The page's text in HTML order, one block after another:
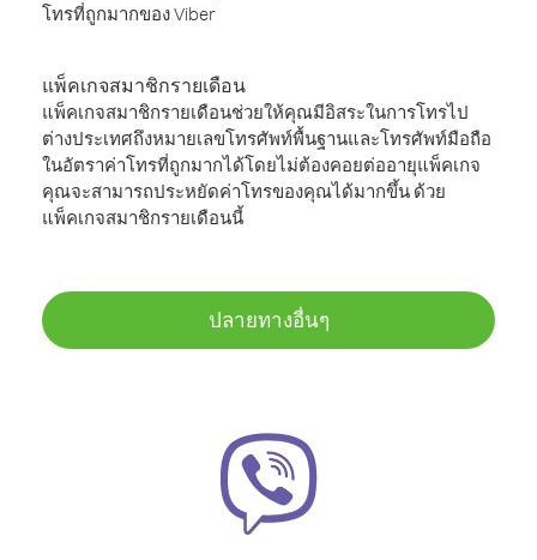
โทรที่ถูกมากของ Viber
แพ็คเกจสมาชิกรายเดือน
แพ็คเกจสมาชิกรายเดือนช่วยให้คุณมีอิสระในการโทรไป
ต่างประเทศถึงหมายเลขโทรศัพท์พื้นฐานและโทรศัพท์มือถือ
ในอัตราค่าโทรที่ถูกมากได้โดยไม่ต้องคอยต่ออายุแพ็คเกจ
คุณจะสามารถประหยัดค่าโทรของคุณได้มากขึ้น ด้วย
แพ็คเกจสมาชิกรายเดือนนี้
ปลายทางอื่นๆ